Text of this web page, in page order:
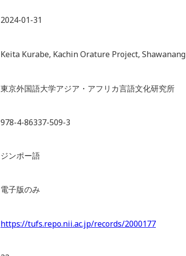
2024-01-31
Keita Kurabe, Kachin Orature Project, Shawanang
東京外国語大学アジア・アフリカ言語文化研究所
978-4-86337-509-3
ジンポー語
電子版のみ
https://tufs.repo.nii.ac.jp/records/2000177